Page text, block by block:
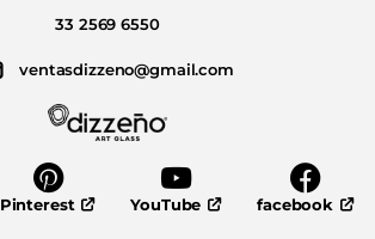
33 2569 6550
ventasdizzeno@gmail.com
Pinterest YouTube facebook